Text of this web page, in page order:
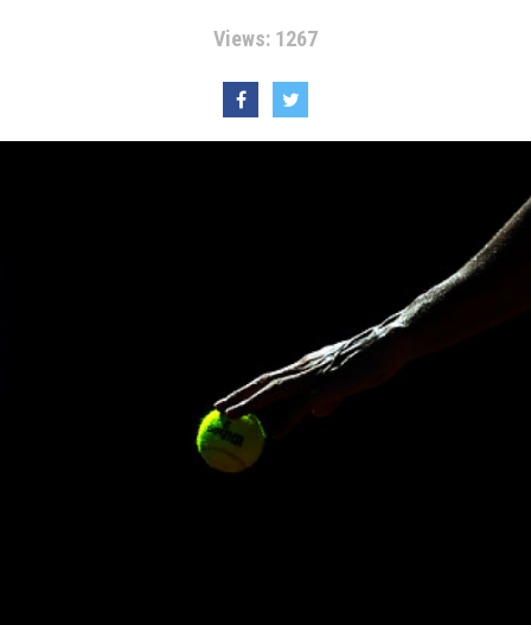
Views: 1267